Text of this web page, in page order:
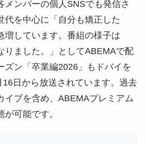
メンバーの個人SNSでも発信さ
代を中心に「自分も矯正した
増しています。番組の様子は
りました。」としてABEMAで配
ズン「卒業編2026」もドバイを
16日から放送されています。過去
イブを含め、ABEMAプレミアム
可能です。